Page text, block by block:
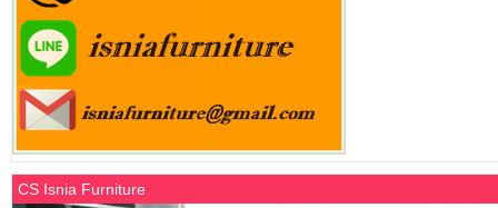
CS Isnia Furniture